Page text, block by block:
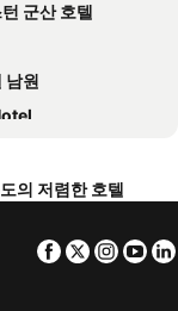
군산 호텔
남원
의 저렴한 호텔
Facebook
Twitter